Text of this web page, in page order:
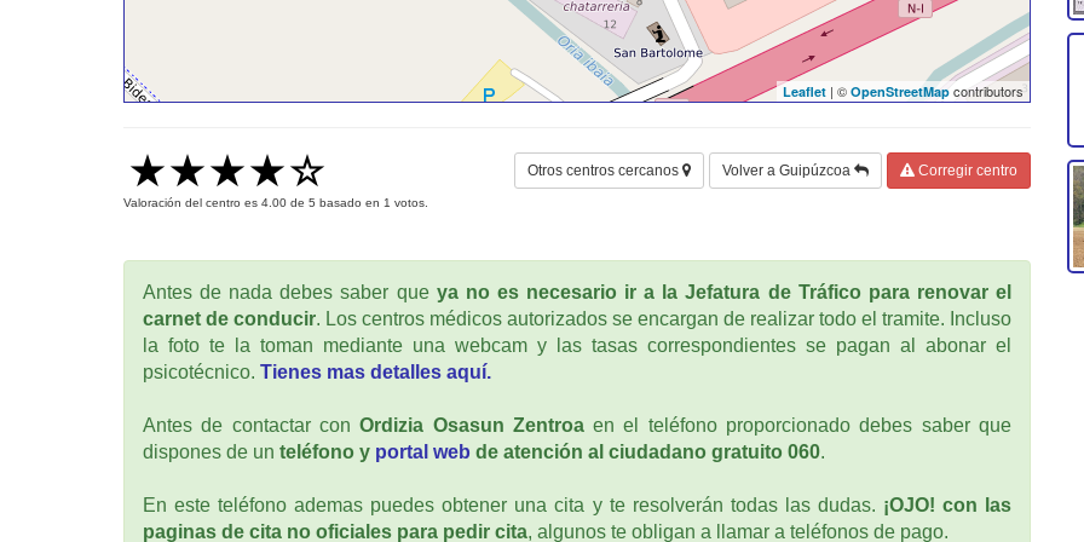
Leaflet | © OpenStreetMap contributors
Valoración del centro es 4.00 de 5 basado en 1 votos.
Otros centros cercanos Volver a Guipúzcoa Corregir centro
Antes de nada debes saber que ya no es necesario ir a la Jefatura de Tráfico para renovar el
carnet de conducir. Los centros médicos autorizados se encargan de realizar todo el tramite. Incluso
la foto te la toman mediante una webcam y las tasas correspondientes se pagan al abonar el
psicotécnico. Tienes mas detalles aquí.
Antes de contactar conOrdizia Osasun Zentroaen el teléfono proporcionado debes saber que
dispones de un teléfono y portal web de atención al ciudadano gratuito 060.
En este teléfono ademas puedes obtener una cita y te resolverán todas las dudas. ¡OJO! con las
paginas de cita no oficiales para pedir cita, algunos te obligan a llamar a teléfonos de pago.